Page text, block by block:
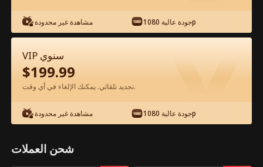
الحلقة 78 - حب ينتظر في الأفق الفيلم كامل
0-49 50-78 جميع الحلقات
مشاهدة غير محدودة جودة عالية 1080p
VIP سنوي
$199.99
تجديد تلقائي. يمكنك الإلغاء في أي وقت.
مشاهدة غير محدودة جودة عالية 1080p
شحن العملات